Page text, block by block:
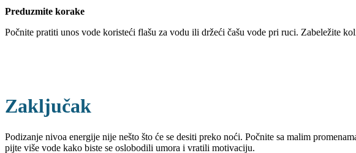
Preduzmite korake
Počnite pratiti unos vode koristeći flašu za vodu ili držeći čašu vode pri ruci. Zabeležite
Zaključak
Podizanje nivoa energije nije nešto što će se desiti preko noći. Počnite sa malim
pijte više vode kako biste se oslobodili umora i vratili motivaciju.